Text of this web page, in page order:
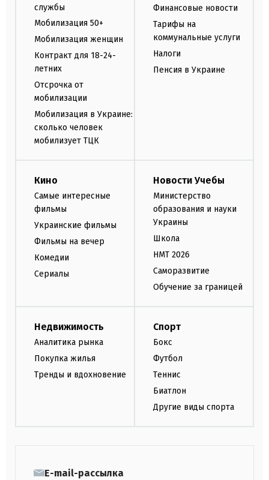
службы
Мобилизация 50+
Мобилизация женщин
Контракт для 18-24-
летних
Отсрочка от
мобилизации
Мобилизация в Украине:
сколько человек
мобилизует ТЦК
Финансовые новости
Тарифы на
коммунальные услуги
Налоги
Пенсия в Украине
Кино
Самые интересные
фильмы
Украинские фильмы
Фильмы на вечер
Комедии
Сериалы
Новости Учебы
Министерство
образования и науки
Украины
Школа
НМТ 2026
Саморазвитие
Обучение за границей
Недвижимость
Аналитика рынка
Покупка жилья
Тренды и вдохновение
Спорт
Бокс
Футбол
Теннис
Биатлон
Другие виды спорта
E-mail-рассылка